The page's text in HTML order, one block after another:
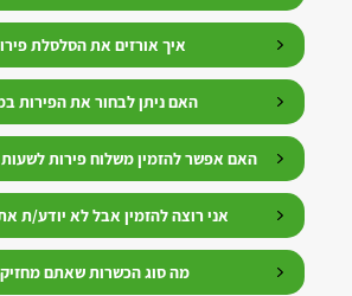
איך אורזים את הסלסלת
האם ניתן לבחור את הפירות
האם אפשר להזמין משלוח פירות
אני רוצה להזמין אבל לא יודע/ת
מה סוג הכשרות שאתם